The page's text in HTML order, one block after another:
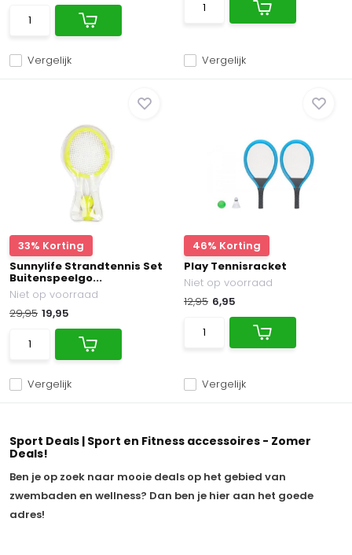
Vergelijk Vergelijk
33% Korting
Sunnylife Strandtennis Set
Buitenspeelgo...
Vergelijk
Niet op voorraad
29,95 19,95
46% Korting
Play Tennisracket
Vergelijk
Niet op voorraad
12,95 6,95
Sport Deals | Sport en Fitness accessoires - Zomer
Deals!
Ben je op zoek naar mooie deals op het gebied van
zwembaden en wellness? Dan ben je hier aan het goede
adres!